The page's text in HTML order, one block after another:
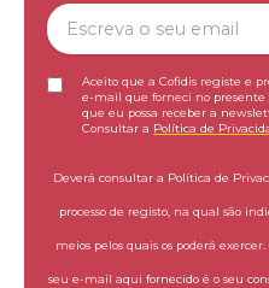
Aceito que a Cofidis registe e
e-mail que forneci no
que eu possa receber a
Consultar a Política de
Deverá consultar a Política de
processo de registo, na qual são
meios pelos quais os poderá
seu e-mail aqui fornecido é o seu